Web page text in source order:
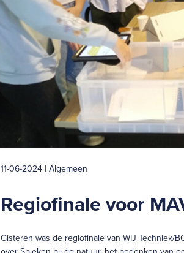
11-06-2024 | Algemeen
Regiofinale voor
Gisteren was de regiofinale van WIJ Techniek/